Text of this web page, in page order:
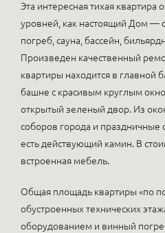
Эта интересная тихая квартира
уровней, как настоящий Дом —
погреб, сауна, бассейн,
Произведен качественный
квартиры находится в главной
башне с красивым круглым
открытый зеленый двор. Из
соборов города и праздничные
есть действующий камин. В
встроенная мебель.
Общая площадь квартиры «по
обустроенных технических
оборудованием и винный